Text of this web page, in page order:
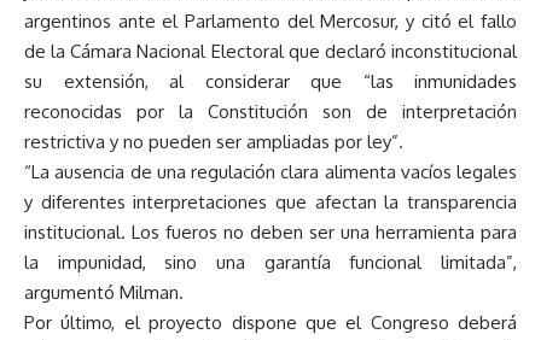
argentinos ante el Parlamento del Mercosur, y citó el fallo
de la Cámara Nacional Electoral que declaró inconstitucional
su extensión, al considerar que “las inmunidades
reconocidas por la Constitución son de interpretación
restrictiva y no pueden ser ampliadas por ley”.
“La ausencia de una regulación clara alimenta vacíos legales
y diferentes interpretaciones que afectan la transparencia
institucional. Los fueros no deben ser una herramienta para
la impunidad, sino una garantía funcional limitada”,
argumentó Milman.
Por último, el proyecto dispone que el Congreso deberá